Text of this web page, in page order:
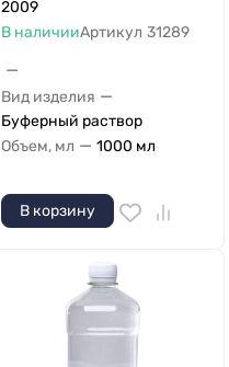
2009
В наличииАртикул 31289
—
Вид изделия —
Буферный раствор
Объем, мл — 1000 мл
В корзину